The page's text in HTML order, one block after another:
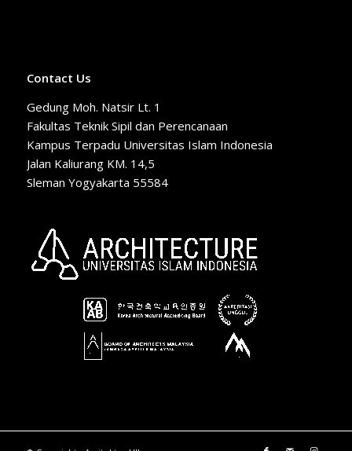
Contact Us
Gedung Moh. Natsir Lt. 1
Fakultas Teknik Sipil dan Perencanaan
Kampus Terpadu Universitas Islam Indonesia
Jalan Kaliurang KM. 14,5
Sleman Yogyakarta 55584